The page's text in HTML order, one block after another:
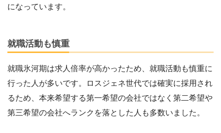
になっています。
就職活動も慎重
就職氷河期は求人倍率が高かったため、就職活動も慎重に
行った人が多いです。ロスジェネ世代では確実に採用され
るため、本来希望する第一希望の会社ではなく第二希望や
第三希望の会社へランクを落とした人も多数いました。